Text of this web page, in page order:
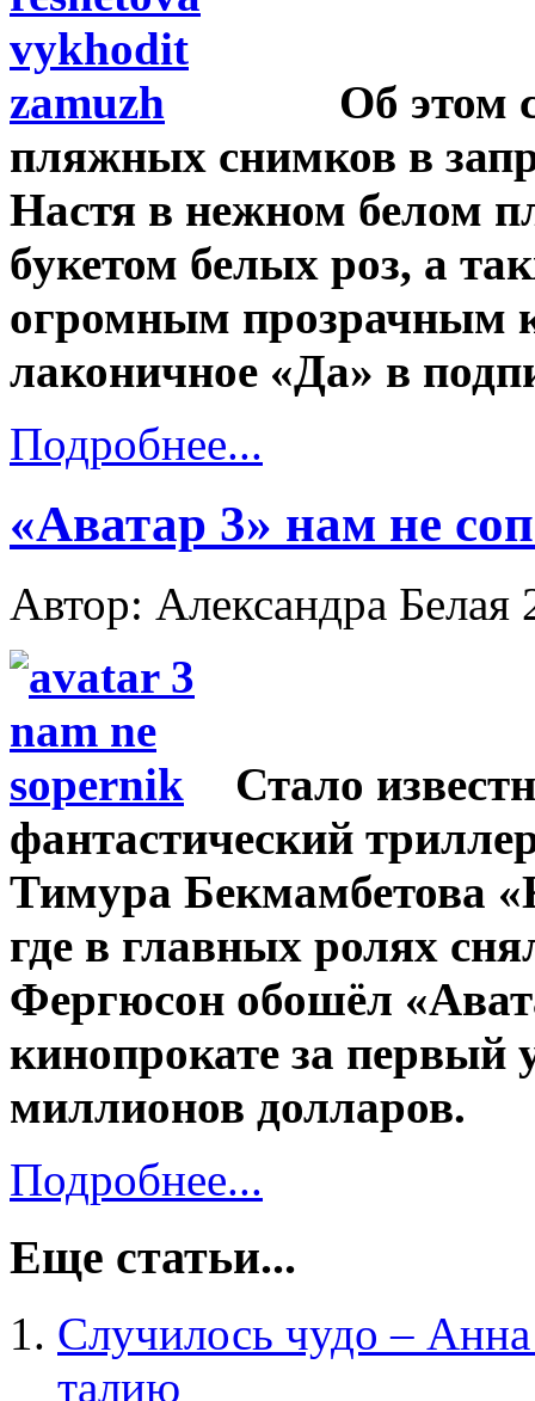
Об этом
пляжных снимков в
Настя в нежном белом
букетом белых роз, а
огромным прозрачным
лаконичное «Да» в
Подробнее...
«Аватар 3» нам не
Автор: Александра Белая
Стало
фантастический
Тимура Бекмамбетова
где в главных ролях
Фергюсон обошёл
кинопрокате за первый
миллионов долларов.
Подробнее...
Еще статьи...
Случилось чудо –
талию